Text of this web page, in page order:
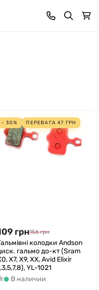
- 30% ПЕРЕВАГА47 ГРН
грн156 грн
колодки Andson
гальмо до-кт (Sram
X7, X9, XX, Avid Elixir
YL-1021
В наличии